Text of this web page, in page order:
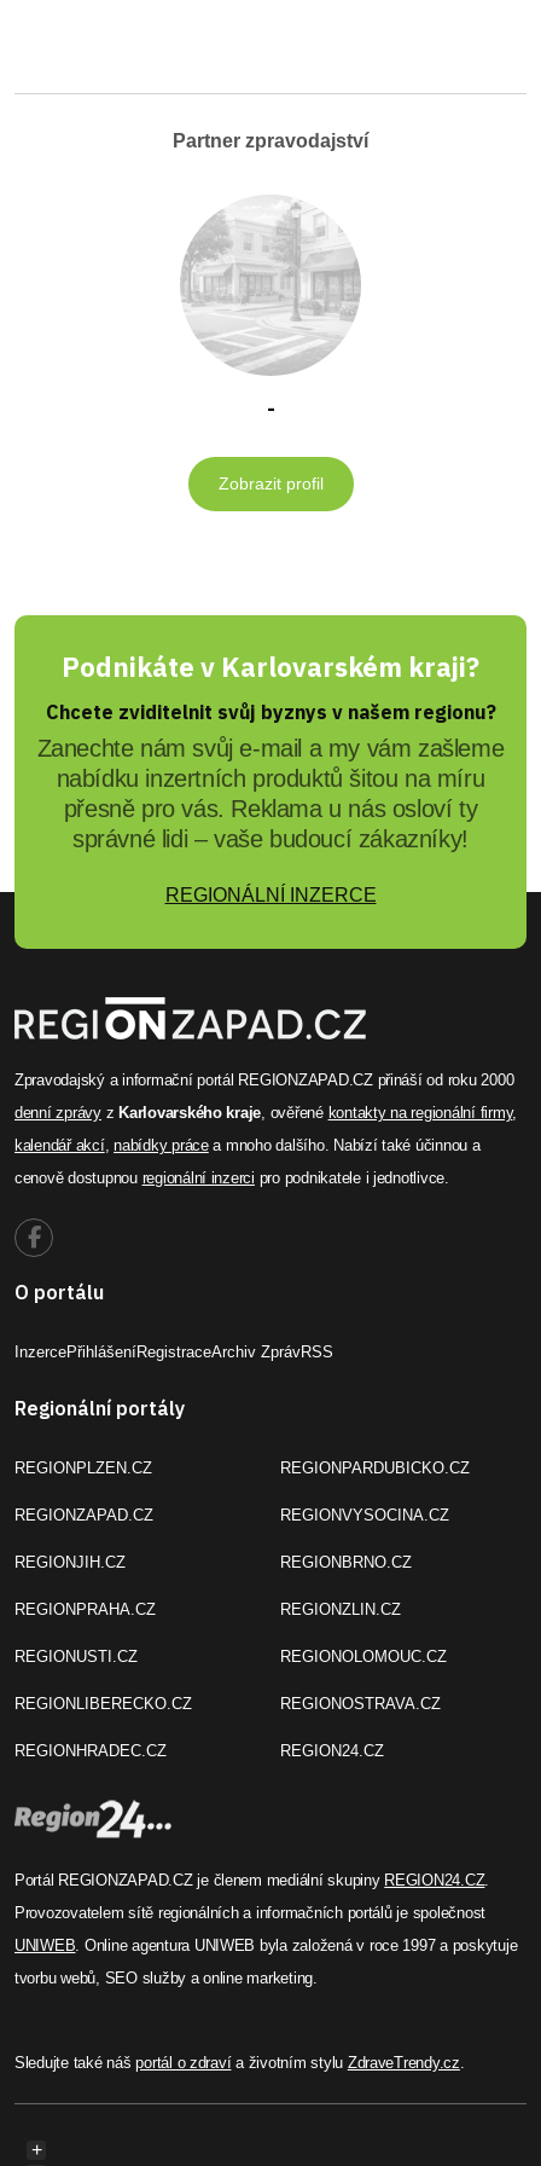
Partner zpravodajství
-
Zobrazit profil
Podnikáte v Karlovarském kraji?
Chcete zviditelnit svůj byznys v našem regionu?
Zanechte nám svůj e-mail a my vám zašleme
nabídku inzertních produktů šitou na míru
přesně pro vás. Reklama u nás osloví ty
správné lidi – vaše budoucí zákazníky!
REGIONÁLNÍ INZERCE
Zpravodajský a informační portál REGIONZAPAD.CZ přináší od roku 2000
denní zprávyz Karlovarského kraje, ověřené kontakty na regionální firmy,
kalendář akcí,nabídky prácea mnoho dalšího. Nabízí také účinnou a
cenově dostupnou regionální inzerci pro podnikatele i jednotlivce.
O portálu
InzercePřihlášeníRegistraceArchiv ZprávRSS
Regionální portály
REGIONPLZEN.CZ
REGIONZAPAD.CZ
REGIONJIH.CZ
REGIONPRAHA.CZ
REGIONUSTI.CZ
REGIONLIBERECKO.CZ
REGIONHRADEC.CZ
REGIONPARDUBICKO.CZ
REGIONVYSOCINA.CZ
REGIONBRNO.CZ
REGIONZLIN.CZ
REGIONOLOMOUC.CZ
REGIONOSTRAVA.CZ
REGION24.CZ
Portál REGIONZAPAD.CZ je členem mediální skupiny REGION24.CZ.
Provozovatelem sítě regionálních a informačních portálů je společnost
UNIWEB. Online agentura UNIWEB byla založená v roce 1997 a poskytuje
tvorbu webů, SEO služby a online marketing.
Sledujte také nášportál o zdravía životním stylu ZdraveTrendy.cz.
+